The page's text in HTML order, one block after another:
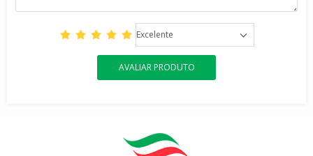
Excelente
AVALIAR PRODUTO